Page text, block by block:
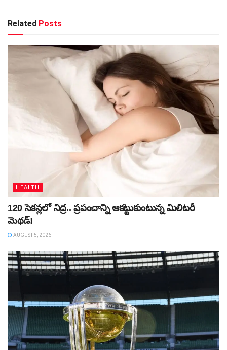
Related Posts
HEALTH
120 సెకన్లలో నిద్ర.. ప్రపంచాన్ని ఆకట్టుకుంటున్న మిలిటరీ
మెథడ్!
AUGUST 5, 2026